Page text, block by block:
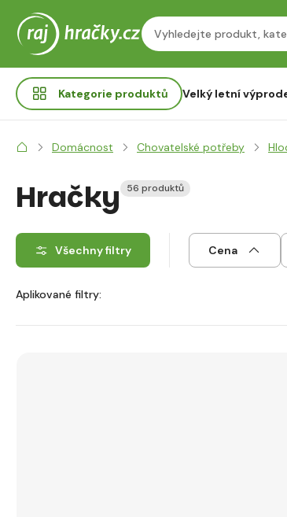
Kategorie produktů Velký letní
Domácnost Chovatelské potřeby
Hračky 56 produktů
Všechny filtry Cena
Aplikované filtry: